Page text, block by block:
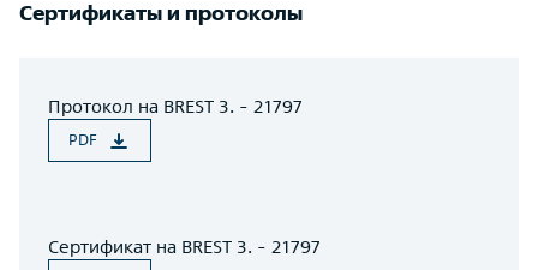
Сертификаты и протоколы
Протокол на BREST 3. - 21797
PDF
Сертификат на BREST 3. - 21797